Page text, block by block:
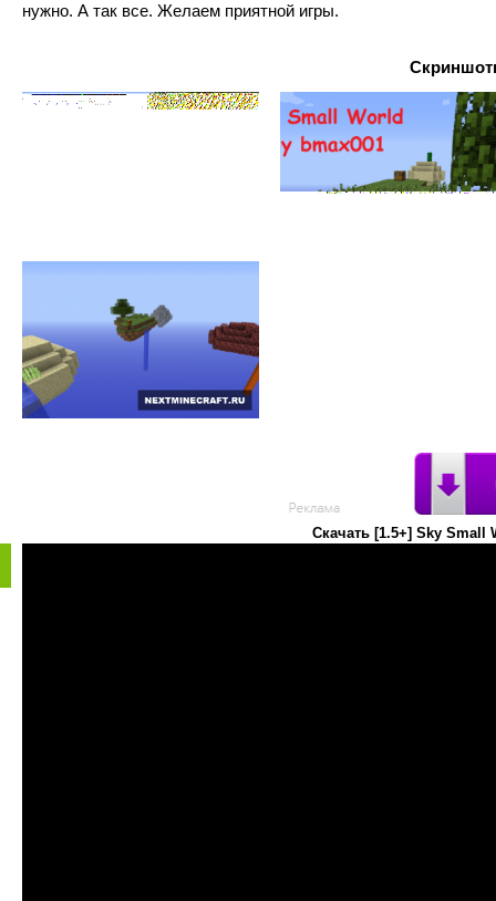
нужно. А так все. Желаем приятной игры.
Скачать [1.5+] Sky Small